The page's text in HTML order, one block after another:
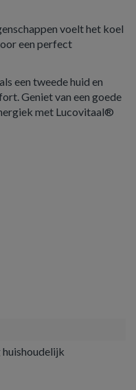
voelt het koel
een perfect
een tweede huid en
Geniet van een goede
met Lucovitaal®